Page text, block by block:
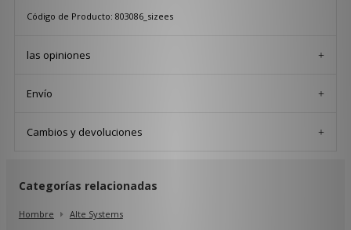
Código de Producto: 803086_sizees
las opiniones
Envío
Cambios y devoluciones
Categorías relacionadas
Hombre
Alte Systems